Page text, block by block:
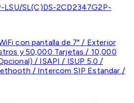
LSU/SL(C)DS-2CD2347G2P-